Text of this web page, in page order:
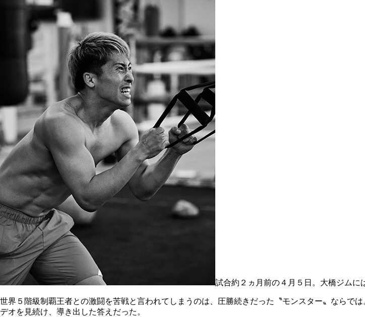
試合約２ヵ月前の４月５日。大橋ジムに
世界５階級制覇王者との激闘を苦戦と言われてしまうのは、圧勝続きだった〝モンスター〟ならで
デオを見続け、導き出した答えだった。